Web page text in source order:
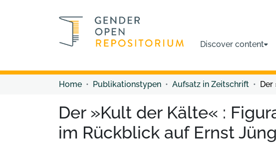
Discover content
Home Publikationstypen Aufsatz in Zeitschrift
Der »Kult der Kälte« :
im Rückblick auf Ernst